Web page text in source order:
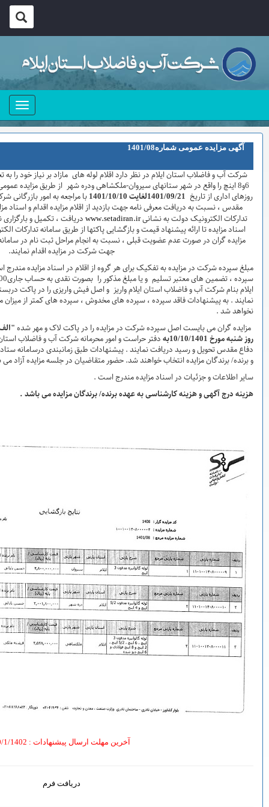
شرکت آب و فاضلاب استان ایلام در نظر دارد اقلام لوله های مازاد بر نیاز خود را به تعداد 9گروه شامل لوله گالوانیزه 5/2، 3، 4،
ملکشاهی ودره شهر از طریق مزایده عمومی به فروش برساند ، متقاضیان می توانند در
10
/1401 با مراجعه به امور بازرگانی شرکت به نشانی ایلام-بلوار دانشجو- میدان دفاع
از اقلام مزایده اقدام و اسناد مزایده را در مهلت ذکر شده از طریق سامانه
دریافت ، تکمیل و بارگزاری نمایند . ضمناً کلیه مراحل مزایده از دریافت
پاکتها از طریق سامانه تدارکات الکترونیک دولت انجام خواهد شد و لازم است
به انجام مراحل ثبت نام در سامانه مذکور و دریافت گواهی امضا الکترونیکی
گروه از اقلام در اسناد مزایده مندرج است و مزایده گران مکلفند معادل مبلغ
سپرده ، تضمین های معتبر تسلیم و یا مبلغ مذکور را بصورت نقدی به حساب جاری010343383000 نزد بانک ملی شعبه شادآباد
واریز و اصل فیش واریزی را در پاکت دربسته گذاشته و در موعد مقرر به شرکت تحویل
های مخدوش ، سپرده های کمتر از میزان مقرر ، چک شخصی و نظایر آن ترتیب اثر داده
مزایده را در پاکت لاک و مهر شده"الف"گذاشته و حداکثر تا پایان وقت اداری
امور محرمانه شرکت آب و فاضلاب استان ایلام به نشانی ایلام-بلوار دانشجو- میدان
طبق زمانبندی درسامانه ستاددر محل شرکت آبفای استان ایلام بازگشایی
حضور متقاضیان در جلسه مزایده آزاد می باشد .
است .
برنده/ برندگان مزایده می باشد .